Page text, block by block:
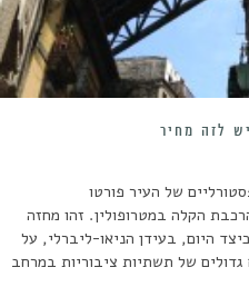
לזה מחיר
של העיר פורטו
הקלה במטרופולין. זהו מחזה
היום, בעידן הניאו-ליברלי, על
של תשתיות ציבוריות במרחב